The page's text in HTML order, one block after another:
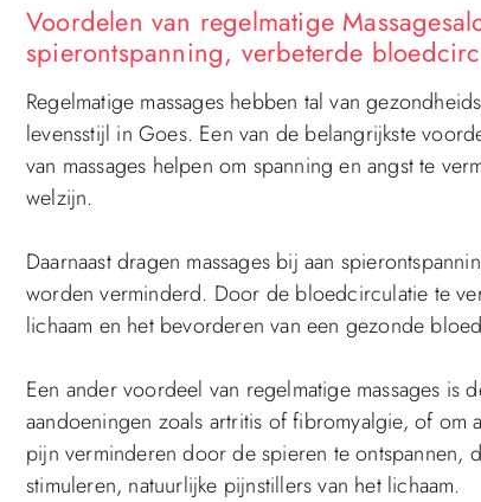
Voordelen van regelmatige
spierontspanning, verbeterde
Regelmatige massages hebben tal van
levensstijl in Goes. Een van de belangrijkste
van massages helpen om spanning en angst te
welzijn.
Daarnaast dragen massages bij aan
worden verminderd. Door de bloedcirculatie te
lichaam en het bevorderen van een gezonde
Een ander voordeel van regelmatige massages
aandoeningen zoals artritis of fibromyalgie, of om
pijn verminderen door de spieren te ontspannen,
stimuleren, natuurlijke pijnstillers van het lichaam.